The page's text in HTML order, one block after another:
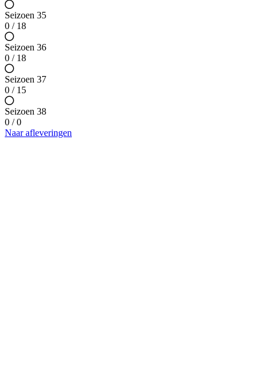
Seizoen 35
0 / 18
Seizoen 36
0 / 18
Seizoen 37
0 / 15
Seizoen 38
0 / 0
Naar afleveringen